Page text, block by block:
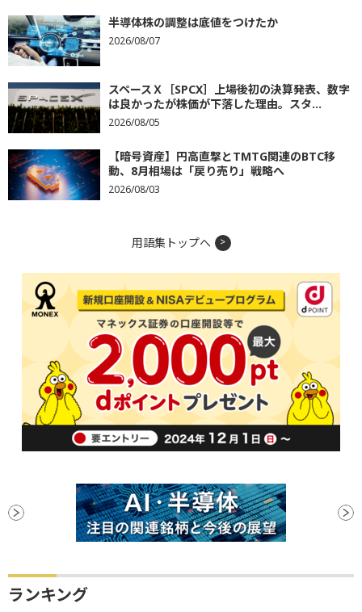
半導体株の調整は底値をつけたか
2026/08/07
スペースＸ［SPCX］上場後初の決算発表、数字
は良かったが株価が下落した理由。スタ...
2026/08/05
【暗号資産】円高直撃とTMTG関連のBTC移
動、8月相場は「戻り売り」戦略へ
2026/08/03
用語集トップへ
ランキング